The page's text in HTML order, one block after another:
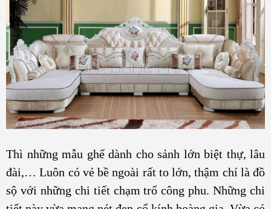
Thì những mẫu ghế dành cho sảnh lớn biệt thự, lâu
đài,… Luôn có vẻ bề ngoài rất to lớn, thậm chí là đồ
sộ với những chi tiết chạm trổ công phu. Những chi